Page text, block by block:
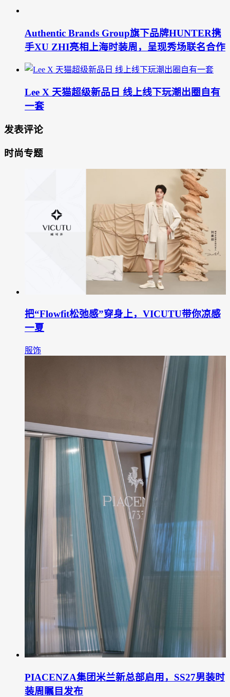
Authentic Brands Group旗下品牌HUNTER携
手XU ZHI亮相上海时装周，呈现秀场联名合作
Lee X 天猫超级新品日 线上线下玩潮出圈自有
一套
发表评论
时尚专题
把“Flowfit松弛感”穿身上，VICUTU带你凉感
一夏
服饰
PIACENZA集团米兰新总部启用，SS27男装时
装周瞩目发布